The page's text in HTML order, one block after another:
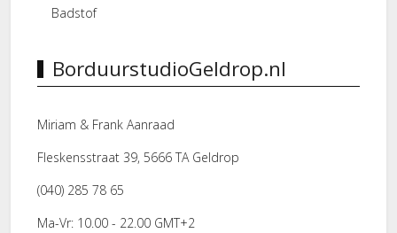
Badstof
BorduurstudioGeldrop.nl
Miriam & Frank Aanraad
Fleskensstraat 39, 5666 TA Geldrop
(040) 285 78 65
Ma-Vr: 10.00 - 22.00 GMT+2